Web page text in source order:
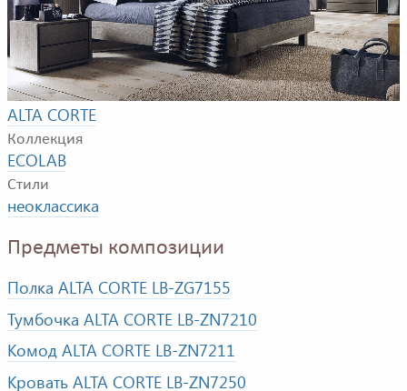
Пример композиции для спальной комнаты. В
композицию входят: кровать, прикроватная тумбочка,
комод, зеркало и полка.
Фабрика
ALTA CORTE
Коллекция
ECOLAB
Стили
неоклассика
Предметы композиции
Полка ALTA CORTE LB-ZG7155
Тумбочка ALTA CORTE LB-ZN7210
Комод ALTA CORTE LB-ZN7211
Кровать ALTA CORTE LB-ZN7250